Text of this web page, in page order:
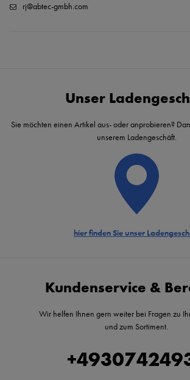
rj@abtec-gmbh.com
Unser
Sie möchten einen Artikel aus- oder anprobieren?
unserem Ladengeschäft.
hier finden Sie unser
Kundenservice &
Wir helfen Ihnen gern weiter bei Fragen zu
und zum Sortiment.